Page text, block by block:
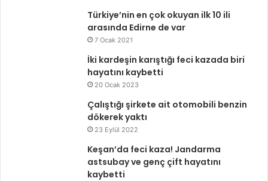
Türkiye’nin en çok okuyan ilk 10 ili
arasında Edirne de var
7 Ocak 2021
İki kardeşin karıştığı feci kazada biri
hayatını kaybetti
20 Ocak 2023
Çalıştığı şirkete ait otomobili benzin
dökerek yaktı
23 Eylül 2022
Keşan’da feci kaza! Jandarma
astsubay ve genç çift hayatını
kaybetti